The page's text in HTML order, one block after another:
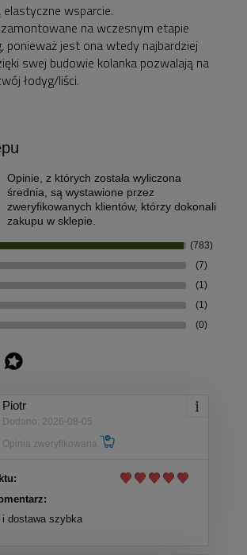
wsparcie.
na wczesnym etapie
ponieważ jest ona wtedy najbardziej
swej budowie kolanka pozwalają na
łodyg/liści.
Opinie, z których została wyliczona
średnia, są wystawione przez
zweryfikowanych klientów, którzy dokonali
zakupu w sklepie.
(783)
(7)
(1)
(1)
(0)
Piotr
Dodano: 2026-08-05
Opinia zweryfikowana
i dostawa szybka